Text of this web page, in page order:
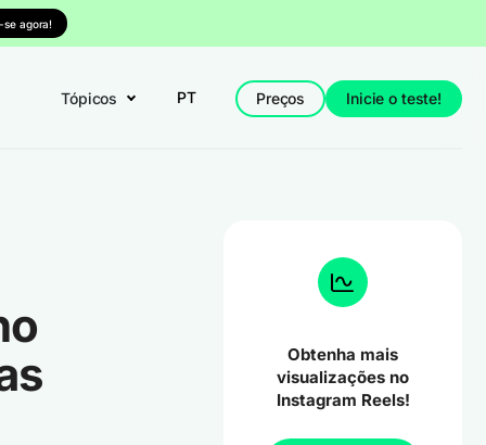
se agora!
Tópicos PT Preços Inicie o teste!
Obtenha mais
visualizações no
Instagram Reels!